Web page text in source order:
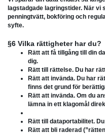
lagstadgade lagringstider. När
penningtvätt, bokföring och
syfte.
§6 Vilka rättigheter har du?
Rätt att få tillgång till din
dig.
Rätt till rättelse. Du har
Rätt att invända. Du har
finns det grund för
Rätt att invända. Om du
lämna in ett klagomål
Rätt till dataportabilitet.
Rätt att bli raderad